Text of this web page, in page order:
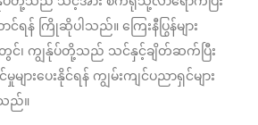
ာင်ရန် ကြိုဆိုပါသည်။ ကြေးနီပြွန်များ
တွင်၊ ကျွန်ုပ်တို့သည် သင်နှင့်ချိတ်ဆက်ပြီး
များပေးနိုင်ရန် ကျွမ်းကျင်ပညာရှင်များ
သည်။